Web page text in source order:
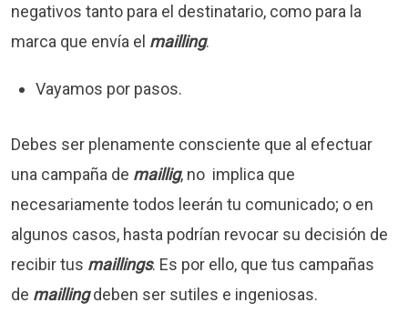
negativos tanto para el destinatario, como para la
marca que envía el mailling.
Vayamos por pasos.
Debes ser plenamente consciente que al efectuar
una campaña de maillig, no implica que
necesariamente todos leerán tu comunicado; o en
algunos casos, hasta podrían revocar su decisión de
recibir tus maillings. Es por ello, que tus campañas
de maillingdeben ser sutiles e ingeniosas.